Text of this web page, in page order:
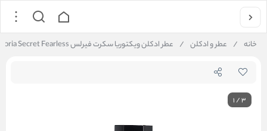
خانه / عطر و ادکلن / عطر ادکلن ویکتوریا سکرت فیرلس Victoria Secret Fearless
1/3